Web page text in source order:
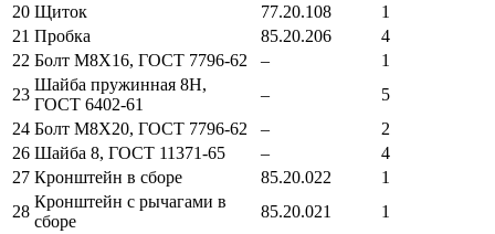
20 Щиток 77.20.108
1
21 Пробка 85.20.206
4
22 Болт М8Х16, ГОСТ 7796-62 –
1
23
Шайба пружинная 8Н,
ГОСТ 6402-61
–
5
24 Болт М8Х20, ГОСТ 7796-62 –
2
26 Шайба 8, ГОСТ 11371-65 –
4
27 Кронштейн в сборе 85.20.022
1
28
Кронштейн с рычагами в
сборе
85.20.021
1